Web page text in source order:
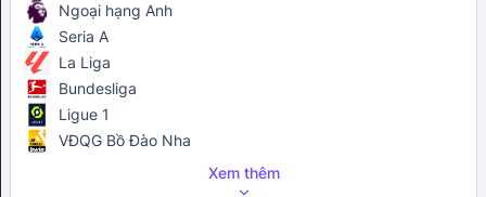
Ngoại hạng Anh
Seria A
La Liga
Bundesliga
Ligue 1
VĐQG Bồ Đào Nha
Xem thêm